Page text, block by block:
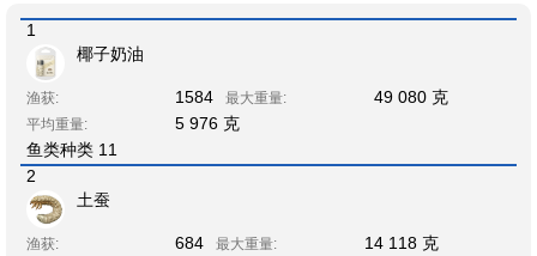
1
椰子奶油
渔获: 1584 最大重量: 49 080 克
平均重量:
5 976 克
鱼类种类 11
2
土蚕
渔获: 684 最大重量: 14 118 克